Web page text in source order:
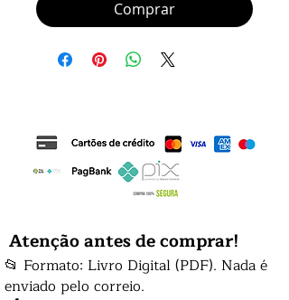
Comprar
Atenção antes de comprar!
📂 Formato: Livro Digital (PDF). Nada é
enviado pelo correio.